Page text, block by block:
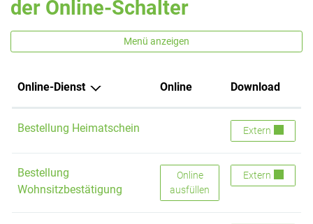
der Online-Schalter
Menü anzeigen
Online-Dienst Online Download
Bestellung Heimatschein Bestellung
Extern
Bestellung
Wohnsitzbestätigung
Bestellung
Online
ausfüllen
Bestellung
Extern